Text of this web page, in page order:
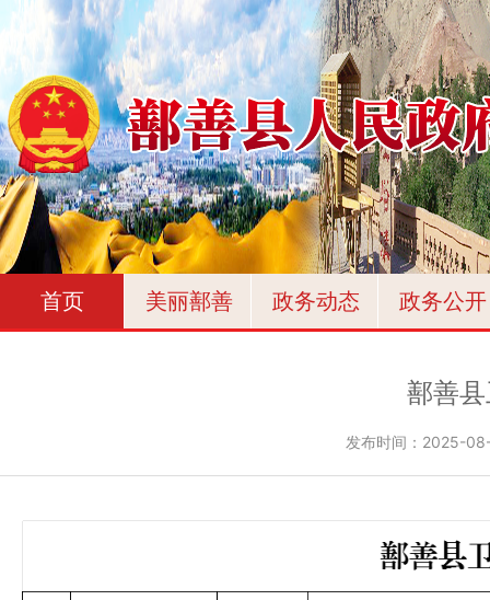
首页 美丽鄯善 政务动态 政务公开
鄯善
发布时间： 2025-